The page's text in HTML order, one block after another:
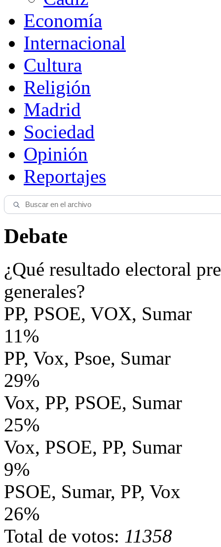
Economía
Internacional
Cultura
Religión
Madrid
Sociedad
Opinión
Reportajes
Debate
¿Qué resultado electoral
generales?
PP, PSOE, VOX, Sumar
11%
PP, Vox, Psoe, Sumar
29%
Vox, PP, PSOE, Sumar
25%
Vox, PSOE, PP, Sumar
9%
PSOE, Sumar, PP, Vox
26%
Total de votos: 11358